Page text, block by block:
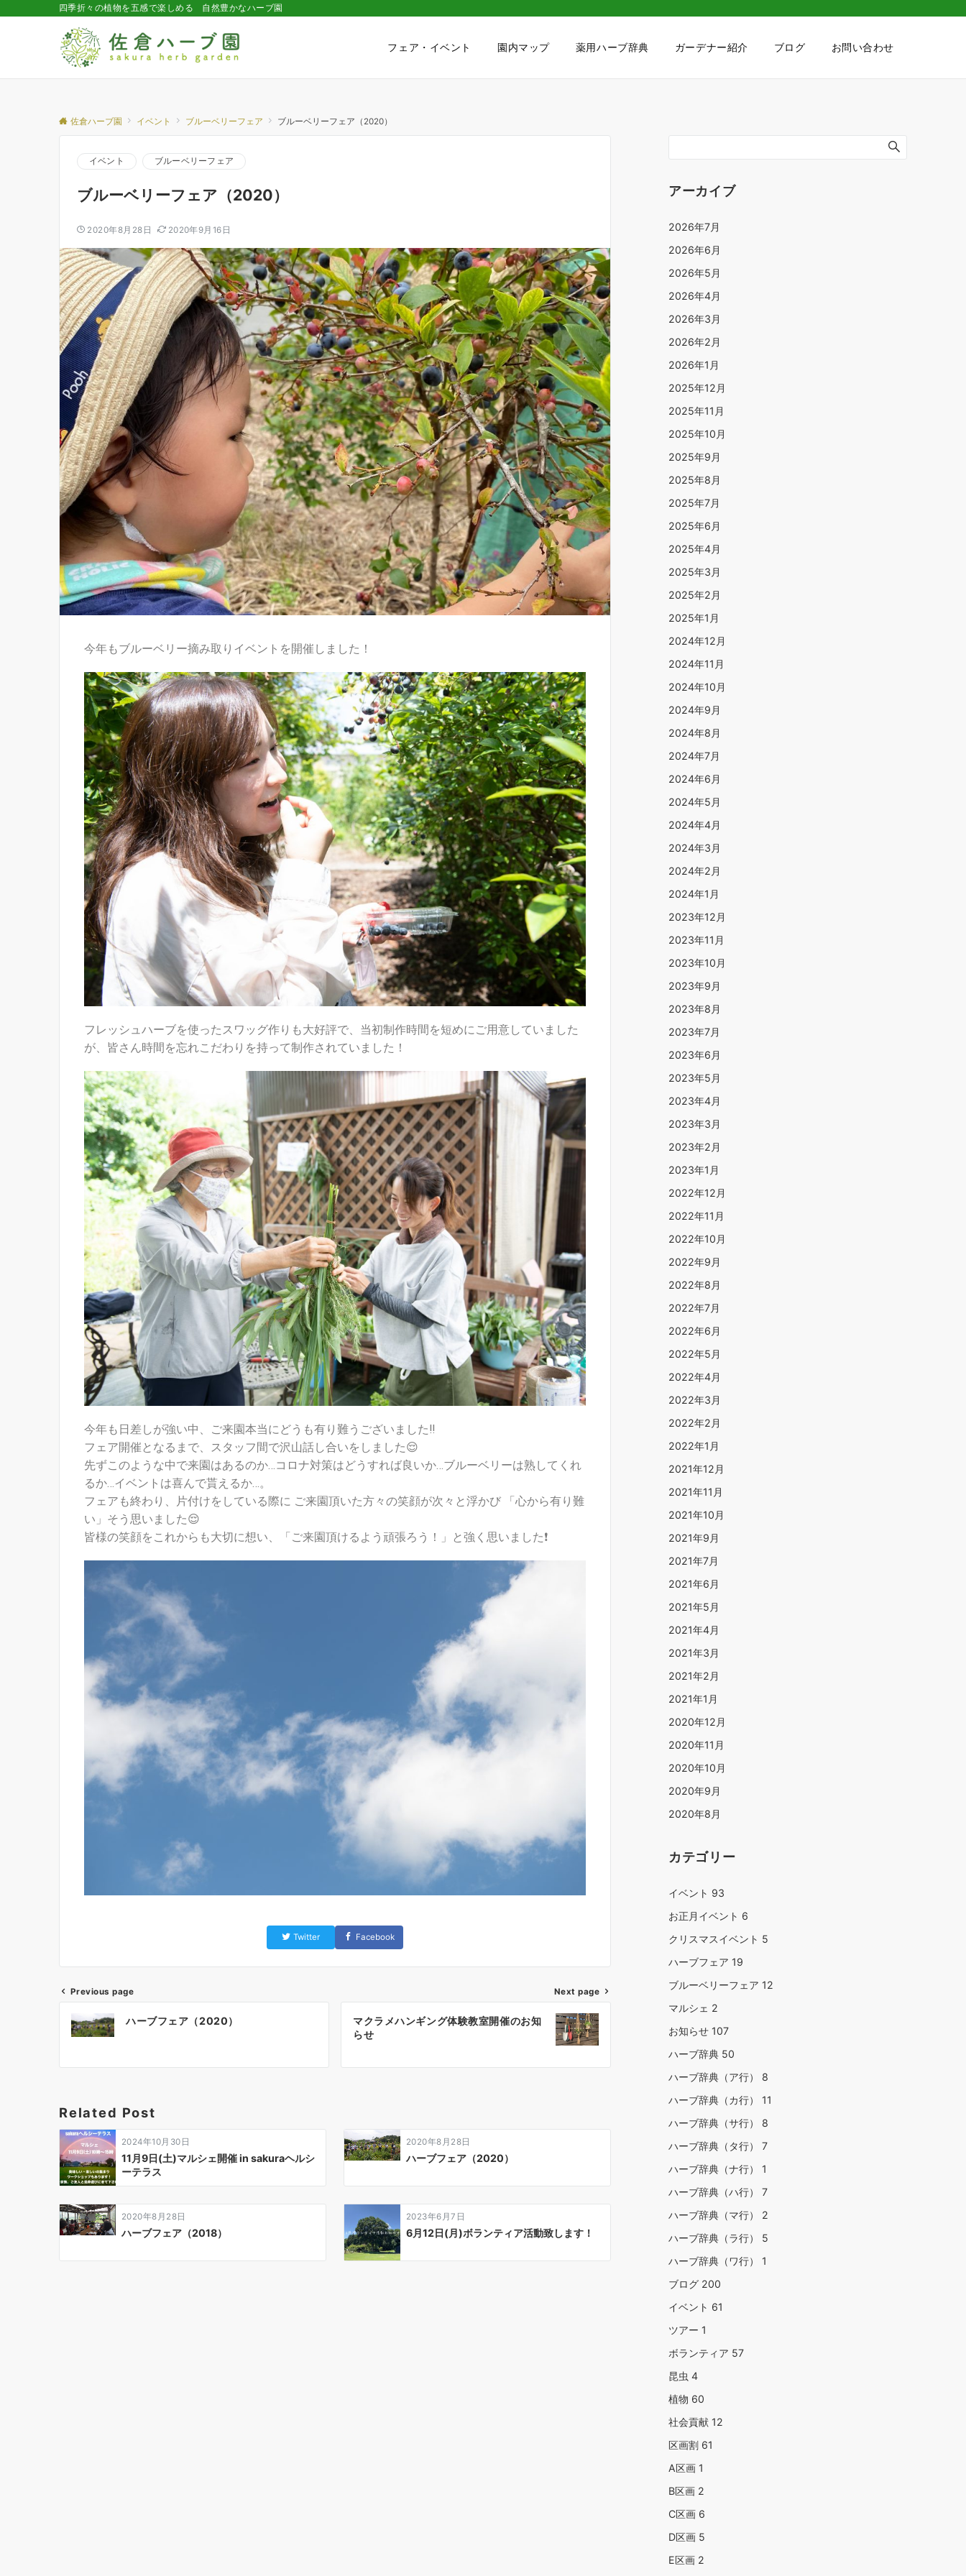
四季折々の植物を五感で楽しめる 自然豊かなハーブ園
フェア・イベント 園内マップ 薬用ハーブ辞典 ガーデナー紹介 ブログ お問い合わせ
佐倉ハーブ園 イベント ブルーベリーフェア ブルーベリーフェア（2020）
イベント ブルーベリーフェア
ブルーベリーフェア（2020）
2020年8月28日 2020年9月16日
今年もブルーベリー摘み取りイベントを開催しました！
フレッシュハーブを使ったスワッグ作りも大好評で、当初制作時間を短めにご用意していました
が、皆さん時間を忘れこだわりを持って制作されていました！
今年も日差しが強い中、ご来園本当にどうも有り難うございました‼️
フェア開催となるまで、スタッフ間で沢山話し合いをしました😌
先ずこのような中で来園はあるのか…コロナ対策はどうすれば良いか…ブルーベリーは熟してくれ
るか…イベントは喜んで貰えるか…。
フェアも終わり、片付けをしている際に ご来園頂いた方々の笑顔が次々と浮かび 「心から有り難
い」そう思いました😌
皆様の笑顔をこれからも大切に想い、「ご来園頂けるよう頑張ろう！」と強く思いました❗️
Twitter Facebook
Previous page
ハーブフェア（2020）
Next page
マクラメハンギング体験教室開催のお知
らせ
Related Post
2024年10月30日
11月9日(土)マルシェ開催 in sakuraヘルシ
ーテラス
2020年8月28日
ハーブフェア（2020）
2020年8月28日
ハーブフェア（2018）
2023年6月7日
6月12日(月)ボランティア活動致します！
アーカイブ
2026年7月
2026年6月
2026年5月
2026年4月
2026年3月
2026年2月
2026年1月
2025年12月
2025年11月
2025年10月
2025年9月
2025年8月
2025年7月
2025年6月
2025年4月
2025年3月
2025年2月
2025年1月
2024年12月
2024年11月
2024年10月
2024年9月
2024年8月
2024年7月
2024年6月
2024年5月
2024年4月
2024年3月
2024年2月
2024年1月
2023年12月
2023年11月
2023年10月
2023年9月
2023年8月
2023年7月
2023年6月
2023年5月
2023年4月
2023年3月
2023年2月
2023年1月
2022年12月
2022年11月
2022年10月
2022年9月
2022年8月
2022年7月
2022年6月
2022年5月
2022年4月
2022年3月
2022年2月
2022年1月
2021年12月
2021年11月
2021年10月
2021年9月
2021年7月
2021年6月
2021年5月
2021年4月
2021年3月
2021年2月
2021年1月
2020年12月
2020年11月
2020年10月
2020年9月
2020年8月
カテゴリー
イベント 93
お正月イベント 6
クリスマスイベント 5
ハーブフェア 19
ブルーベリーフェア 12
マルシェ 2
お知らせ 107
ハーブ辞典 50
ハーブ辞典（ア行） 8
ハーブ辞典（カ行） 11
ハーブ辞典（サ行） 8
ハーブ辞典（タ行） 7
ハーブ辞典（ナ行） 1
ハーブ辞典（ハ行） 7
ハーブ辞典（マ行） 2
ハーブ辞典（ラ行） 5
ハーブ辞典（ワ行） 1
ブログ 200
イベント 61
ツアー 1
ボランティア 57
昆虫 4
植物 60
社会貢献 12
区画割 61
A区画 1
B区画 2
C区画 6
D区画 5
E区画 2